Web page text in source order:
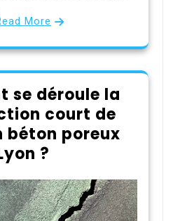
More
se déroule la
court de
béton poreux
?